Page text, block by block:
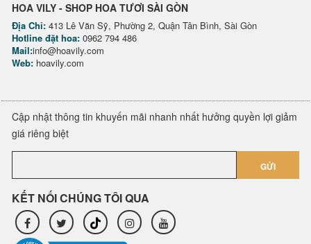
HOA VILY - SHOP HOA TƯƠI SÀI GÒN
Địa Chỉ: 413 Lê Văn Sỹ, Phường 2, Quận Tân Bình, Sài Gòn
Hotline đặt hoa: 0962 794 486
Mail:info@hoavily.com
Web: hoavily.com
Cập nhật thông tin khuyến mãi nhanh nhất hưởng quyền lợi giảm
giá riêng biệt
GỬI
KẾT NỐI CHÚNG TÔI QUA